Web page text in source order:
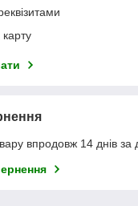
впродовж 14 днів за